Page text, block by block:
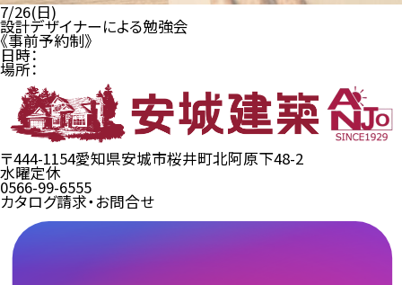
7/26(日)
設計デザイナーによる勉強会
《事前予約制》
日時：
場所：
〒444-1154愛知県安城市桜井町北阿原下48-2
水曜定休
0566-99-6555
カタログ請求・お問合せ